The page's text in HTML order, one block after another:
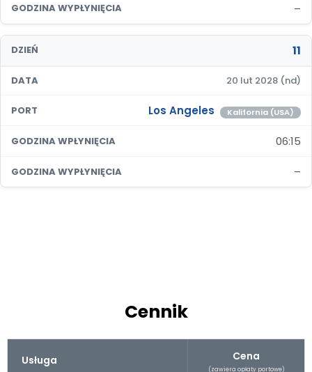
GODZINA WYPŁYNIĘCIA –
DZIEŃ 11
DATA 20 lut 2028 (nd)
PORT Los Angeles Kalifornia (USA)
GODZINA WPŁYNIĘCIA 06:15
GODZINA WYPŁYNIĘCIA –
Cennik
Usługa Cena
(zawiera opłaty portowe)